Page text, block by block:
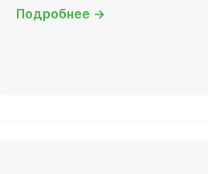
Подробнее →